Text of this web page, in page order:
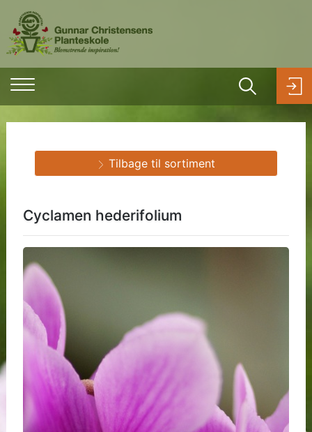
Cyclamen hederifolium
Tilbage til sortiment